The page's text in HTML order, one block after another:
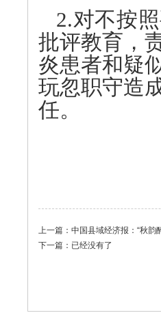
2.对不按
批评教育，
炎患者和疑
玩忽职守造
任。
上一篇： 中国县域经济报：“秋韵
下一篇：已经没有了